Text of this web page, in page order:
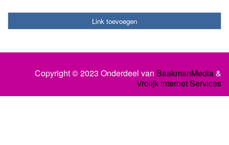
Link toevoegen
Copyright © 2023 Onderdeel van BaakmanMedia&
Vrolijk Internet Services